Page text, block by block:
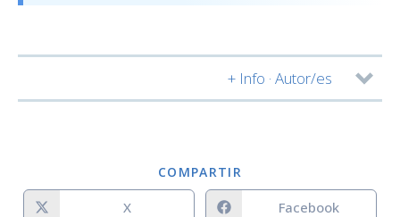
+ Info · Autor/es
COMPARTIR
X Facebook